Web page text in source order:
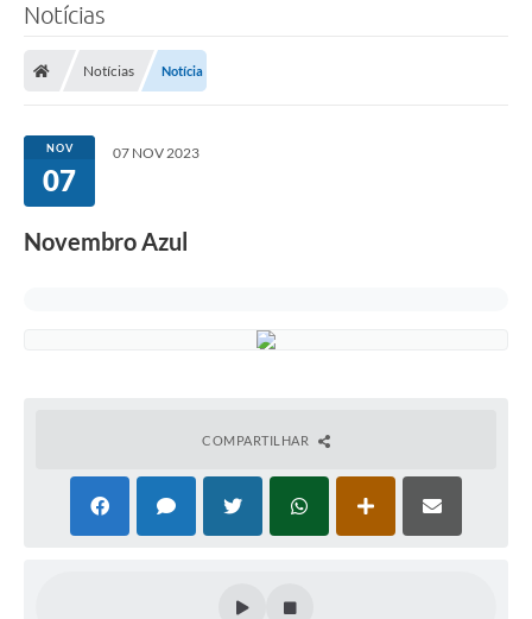
Notícias
Notícias Notícia
NOV
07
07 NOV 2023
Novembro Azul
COMPARTILHAR